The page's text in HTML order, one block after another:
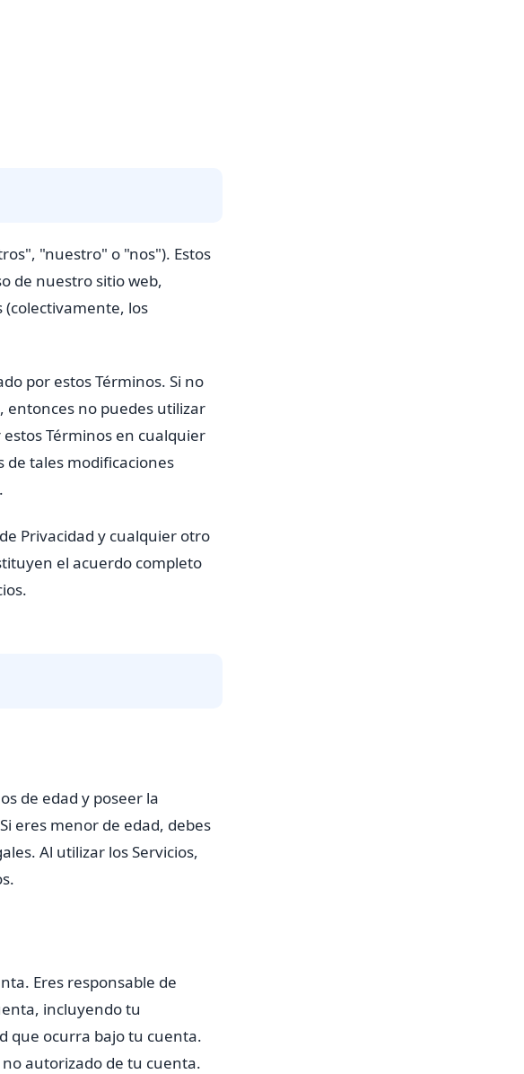
"nuestro" o "nos"). Estos
de nuestro sitio web,
(colectivamente, los
por estos Términos. Si no
entonces no puedes utilizar
Términos en cualquier
de tales modificaciones
Privacidad y cualquier otro
el acuerdo completo
de edad y poseer la
eres menor de edad, debes
Al utilizar los Servicios,
Eres responsable de
incluyendo tu
que ocurra bajo tu cuenta.
autorizado de tu cuenta.